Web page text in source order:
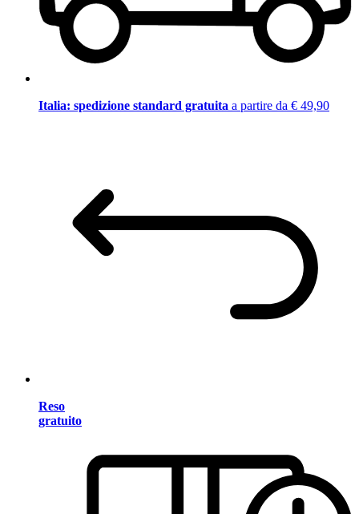
Italia: spedizione standard gratuita a partire da € 49,90
Reso
gratuito